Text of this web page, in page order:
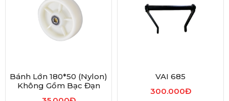
Bánh Lớn 180*50 (nylon)
Không Gồm Bạc Đạn
VAI 685
300.000Đ